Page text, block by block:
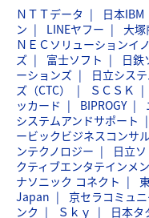
ＮＴＴデータ 日本IBM
ン
LINEヤフー 大
ＮＥＣソリューションイ
ズ
富士ソフト 日鉄
ーションズ
日立シス
ズ（CTC）
ＳＣＳＫ
ッカード
BIPROGY
システムアンドサポート
ービックビジネスコンサ
ンテクノロジー
日立
クティブエンタテインメ
ナソニック コネクト
Japan
京セラコミュ
ンク
Ｓｋｙ 日本タ